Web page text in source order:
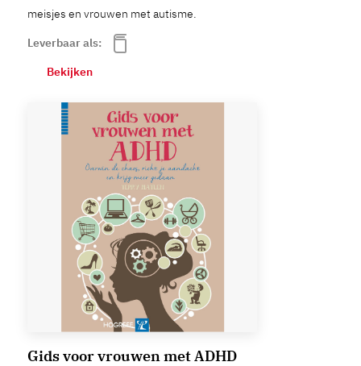
meisjes en vrouwen met autisme.
Leverbaar als:
Bekijken
Gids voor vrouwen met ADHD